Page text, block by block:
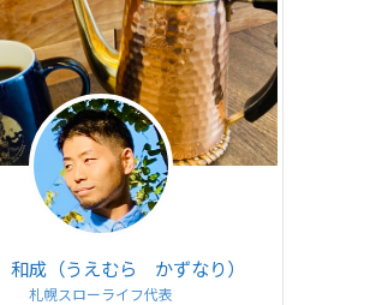
成（うえむら かずなり）
札幌スローライフ代表